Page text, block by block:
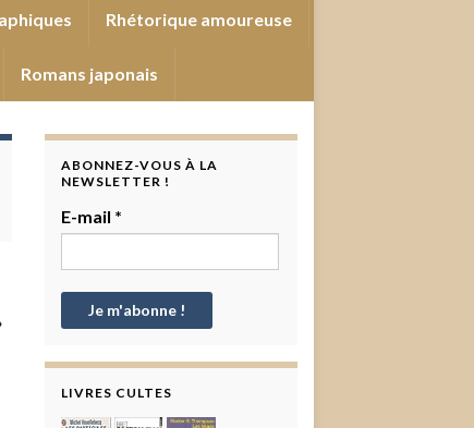
Rhétorique amoureuse
Romans japonais
ABONNEZ-VOUS À LA
NEWSLETTER !
E-mail *
LIVRES CULTES